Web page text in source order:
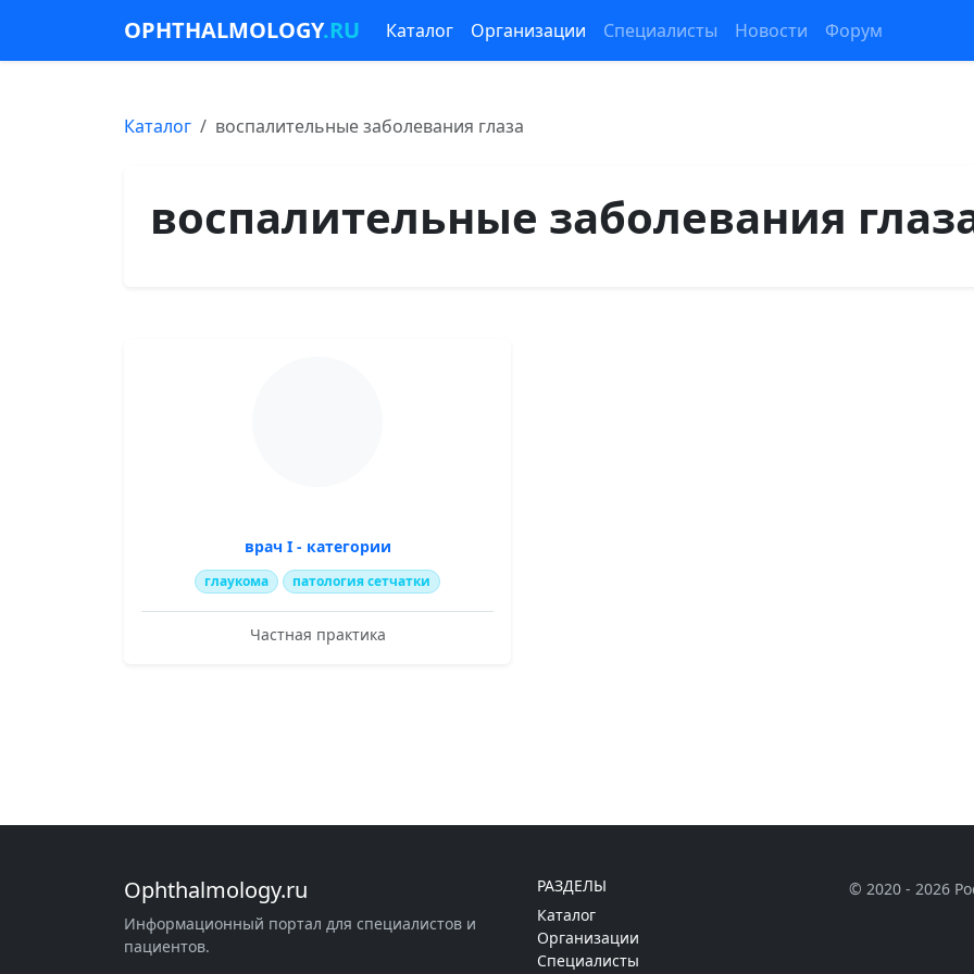
OPHTHALMOLOGY.RU Каталог Организации Специалисты Новости Форум
Каталог воспалительные заболевания глаза
воспалительные заболевания
врач I - категории
глаукома патология сетчатки
Частная практика
Ophthalmology.ru
Информационный портал для специалистов и
пациентов.
РАЗДЕЛЫ
Каталог
Организации
Специалисты
© 2020 - 2026